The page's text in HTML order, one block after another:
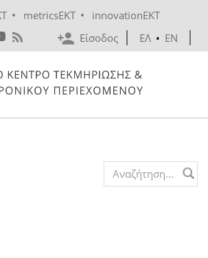
• metricsEKT •
innovationEKT
Είσοδος
ΕΛ • EN
Search form